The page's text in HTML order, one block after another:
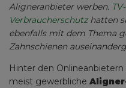
Aligneranbieter werben.
Verbraucherschutzhatten
ebenfalls mit dem Thema
Zahnschienen
Hinter den
meist gewerbliche